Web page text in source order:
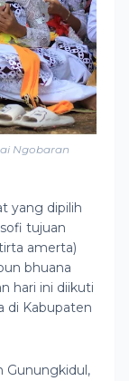
Ngobaran
yang dipilih
tujuan
amerta)
bhuana
hari ini diikuti
di Kabupaten
Gunungkidul,